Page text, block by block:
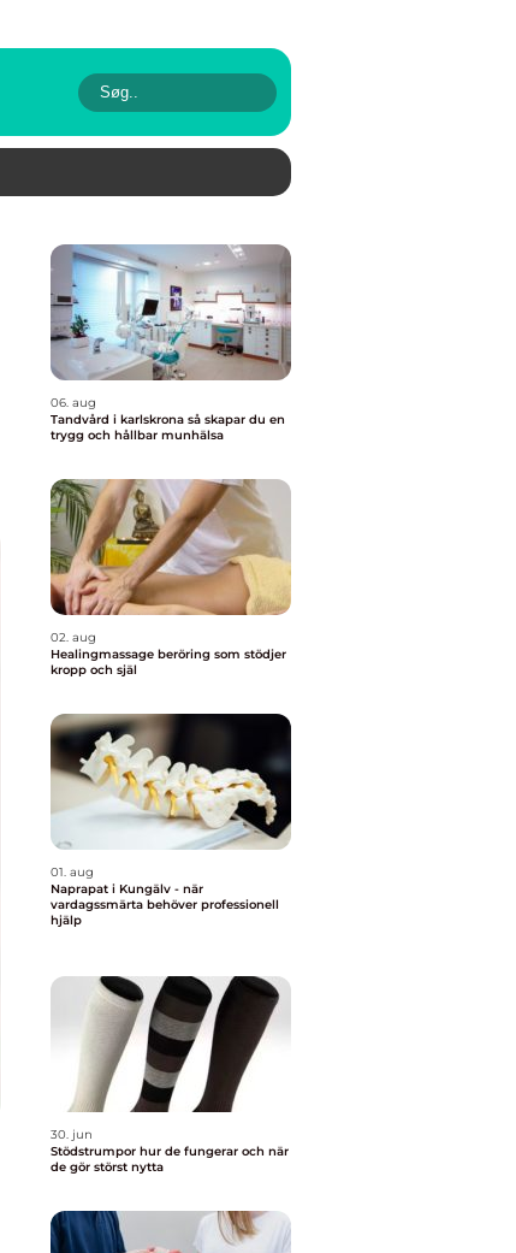
06. aug
Tandvård i karlskrona så skapar du en
trygg och hållbar munhälsa
02. aug
Healingmassage beröring som stödjer
kropp och själ
01. aug
Naprapat i Kungälv - när
vardagssmärta behöver professionell
hjälp
30. jun
Stödstrumpor hur de fungerar och när
de gör störst nytta